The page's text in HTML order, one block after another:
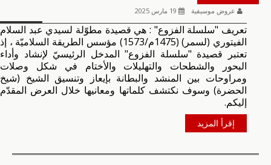
عروض موسيقية
تعريف "سلسلة الفزوع" : هي قصيدة مطوّلة لسيدي عبد السلام
الفيتوري (لسمر) (1475م/1573) مؤسس الطريقة السلاميّة ، إذ
تعتبر قصيدة "سلسلة الفزوع" المدخل الرئيسيّ لإنشاد وأداء
البحور والشطحات والتهليلات والأختام في شكل وصلات
ومراوحات بين المنشد والبطانة بإيعاز وتنسيق الشيخ (شيخ
الحضرة) وسوف نكتشف كلماتها ومعانيها خلال العرض المقدّم
إليكم.
إقرأ المزيد